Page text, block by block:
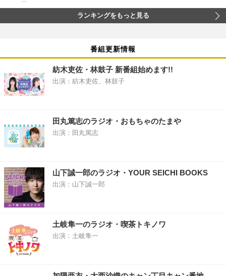
ランキングをもっと見る
番組更新情報
紡木吏佐・林鼓子 新番組始めます!!
出演：紡木吏佐、林鼓子
田丸篤志のラジオ・おもちゃのたまや
出演：田丸篤志
山下誠一郎のラジオ・YOUR SEICHI BOOKS
出演：山下誠一郎
土岐隼一のラジオ・喫茶トキノワ
出演：土岐隼一